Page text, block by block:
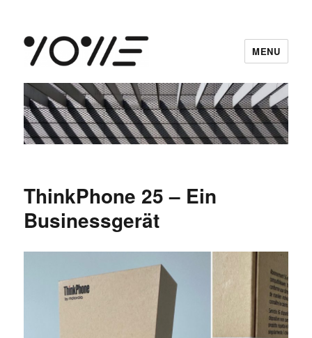
vowe dot net
MENU
ThinkPhone 25 – Ein
Businessgerät